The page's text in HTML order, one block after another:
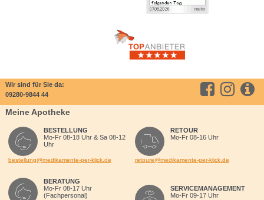
Wir sind für Sie da:
09280-9844 44
Meine Apotheke
BESTELLUNG
Mo-Fr 08-18 Uhr & Sa 08-12
Uhr
bestellung@medikamente-per-klick.de
BERATUNG
Mo-Fr 08-17 Uhr
(Fachpersonal)
RETOUR
Mo-Fr 08-16 Uhr
retoure@medikamente-per-klick.de
SERVICEMANAGEMENT
Mo-Fr 09-17 Uhr